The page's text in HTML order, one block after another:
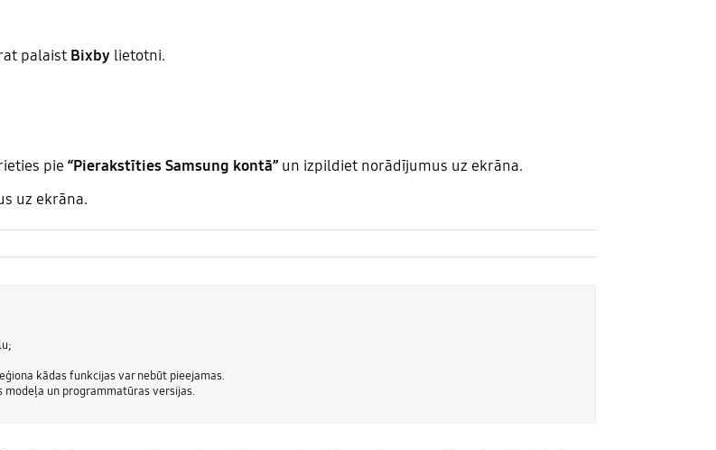
palaist Bixbylietotni.
pie “Pierakstīties Samsung kontā”un izpildiet norādījumus uz ekrāna.
uz ekrāna.
kādas funkcijas var nebūt pieejamas.
un programmatūras versijas.